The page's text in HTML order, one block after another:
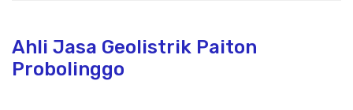
Ahli Jasa Geolistrik Paiton
Probolinggo